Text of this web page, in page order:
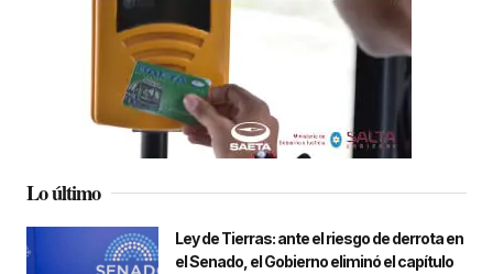
Lo último
Ley de Tierras: ante el riesgo de derrota en
el Senado, el Gobierno eliminó el capítulo